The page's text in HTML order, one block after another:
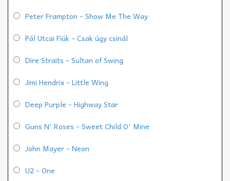
Peter Frampton - Show Me The Way
Pál Utcai Fiúk - Csak úgy csinál
Dire Straits - Sultan of Swing
Jimi Hendrix - Little Wing
Deep Purple - Highway Star
Guns N' Roses - Sweet Child O' Mine
John Mayer - Neon
U2 - One